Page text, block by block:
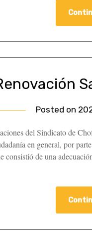
Posted on
del Sindicato de
en general, por
consistió de una